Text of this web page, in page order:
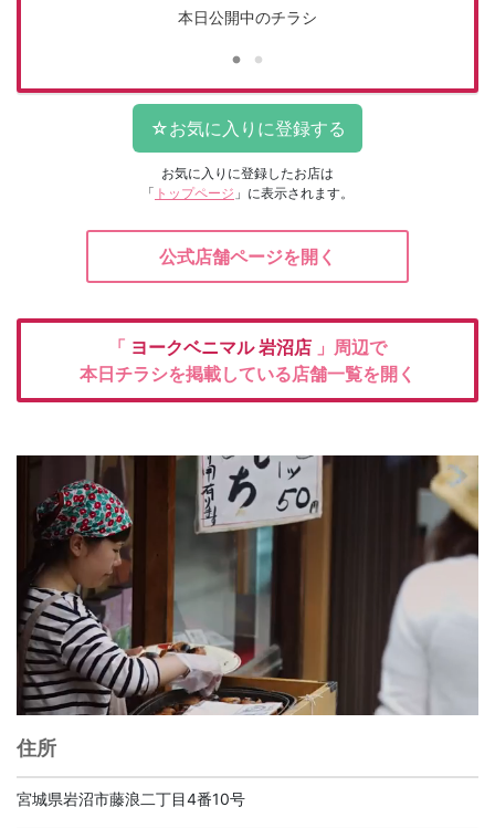
本日公開中のチラシ
お気に入りに登録したお店は
「 トップページ 」に表示されます。
公式店舗ページを開く
「 ヨークベニマル岩沼店 」周辺で
本日チラシを掲載している店舗一覧を開く
住所
宮城県岩沼市藤浪二丁目4番10号